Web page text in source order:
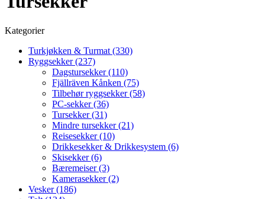
Kategorier
Turkjøkken & Turmat (330)
Ryggsekker (237)
Dagstursekker (110)
Fjällräven Kånken (75)
Tilbehør ryggsekker (58)
PC-sekker (36)
Tursekker (31)
Mindre tursekker (21)
Reisesekker (10)
Drikkesekker & Drikkesystem (6)
Skisekker (6)
Bæremeiser (3)
Kamerasekker (2)
Vesker (186)